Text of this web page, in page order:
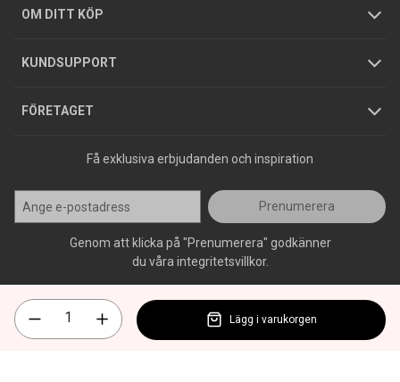
OM DITT KÖP
GDPR
KUNDSUPPORT
Köpguider
Varumärken
FÖRETAGET
Hållbarhet
Jobba hos oss
Press
Få exklusiva erbjudanden och inspiration
Prenumerera
Genom att klicka på "Prenumerera" godkänner
du våra integritetsvillkor.
Lägg i varukorgen